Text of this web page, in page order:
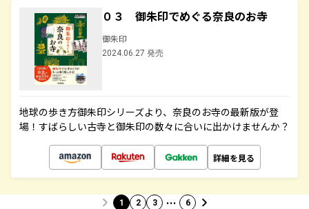
０３ 御朱印でめぐる奈良のお寺
御朱印
2024.06.27 発売
地球の歩き方御朱印シリーズより、奈良のお寺の最新版が登
場！すばらしい古寺と御朱印の数々に合いに出かけませんか？
詳細を見る
1 2 3 … 6